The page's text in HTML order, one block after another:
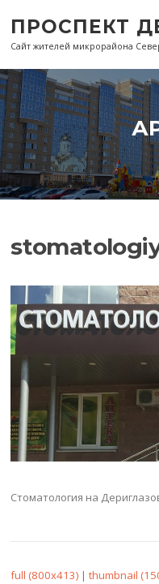
содержанию
ПРОСПЕКТ
Сайт жителей микрорайона
Стоматология на
full (800x413) |thumbnail